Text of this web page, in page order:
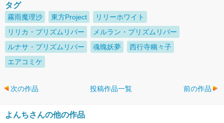
タグ
霧雨魔理沙 東方Project
リリーホワイト
リリカ・プリズムリバー
メルラン・プリズムリバー
ルナサ・プリズムリバー
魂魄妖夢
西行寺幽々子
エアコミケ
次の作品 投稿作品一覧 前の作品
よんちさんの他の作品